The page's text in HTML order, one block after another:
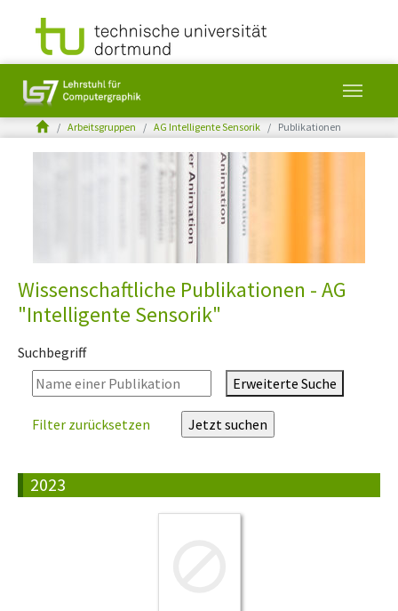
You are here:Arbeitsgruppen AG Intelligente Sensorik Publikationen
Wissenschaftliche Publikationen - AG
"Intelligente Sensorik"
Suchbegriff
Erweiterte Suche
Filter zurücksetzen
2023